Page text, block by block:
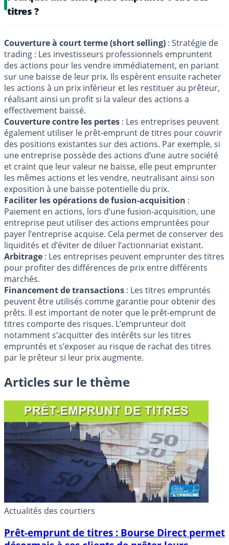
titres ?
Couverture à court terme (short selling) : Stratégie de
trading : Les investisseurs professionnels empruntent
des actions pour les vendre immédiatement, en pariant
sur une baisse de leur prix. Ils espèrent ensuite racheter
les actions à un prix inférieur et les restituer au prêteur,
réalisant ainsi un profit si la valeur des actions a
effectivement baissé.
Couverture contre les pertes : Les entreprises peuvent
également utiliser le prêt-emprunt de titres pour couvrir
des positions existantes sur des actions. Par exemple, si
une entreprise possède des actions d’une autre société
et craint que leur valeur ne baisse, elle peut emprunter
les mêmes actions et les vendre, neutralisant ainsi son
exposition à une baisse potentielle du prix.
Faciliter les opérations de fusion-acquisition :
Paiement en actions, lors d’une fusion-acquisition, une
entreprise peut utiliser des actions empruntées pour
payer l’entreprise acquise. Cela permet de conserver des
liquidités et d’éviter de diluer l’actionnariat existant.
Arbitrage : Les entreprises peuvent emprunter des titres
pour profiter des différences de prix entre différents
marchés.
Financement de transactions : Les titres empruntés
peuvent être utilisés comme garantie pour obtenir des
prêts. Il est important de noter que le prêt-emprunt de
titres comporte des risques. L’emprunteur doit
notamment s’acquitter des intérêts sur les titres
empruntés et s’exposer au risque de rachat des titres
par le prêteur si leur prix augmente.
Articles sur le thème
Actualités des courtiers
Prêt-emprunt de titres : Bourse Direct permet